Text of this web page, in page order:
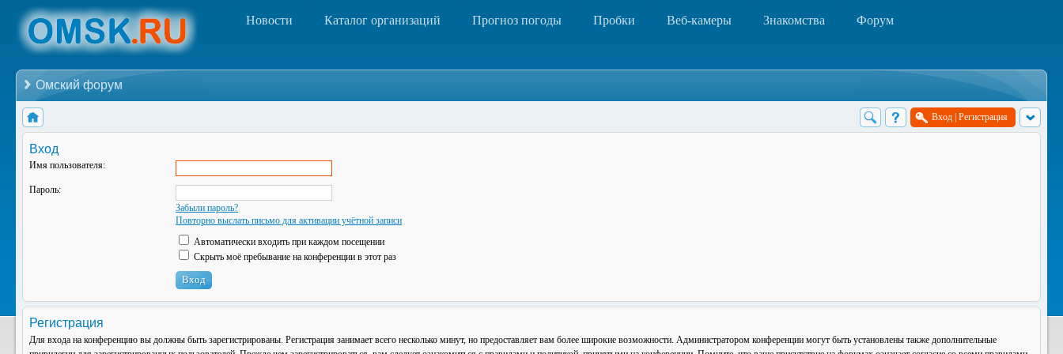
Новости Каталог организаций Прогноз погоды Пробки Веб-камеры Знакомства Форум
Омский форум
Вход Регистрация
Вход
Имя пользователя:
Пароль:
Забыли пароль?
Повторно выслать письмо для активации учётной записи
Автоматически входить при каждом посещении
Скрыть моё пребывание на конференции в этот раз
Регистрация
Для входа на конференцию вы должны быть зарегистрированы. Регистрация занимает всего несколько минут, но предоставляет вам более широкие возможности. Администратором конференции могут быть установлены также дополнительные